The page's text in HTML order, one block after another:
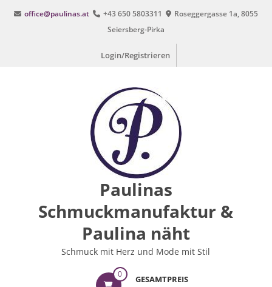
Inhalt
office@paulinas.at +43 650 5803311
Roseggergasse 1a, 8055
Seiersberg-Pirka
Login/Registrieren
Paulinas
Schmuckmanufaktur &
Paulina näht
Schmuck mit Herz und Mode mit Stil
0 GESAMTPREIS